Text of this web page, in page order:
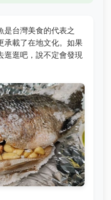
是台灣美食的代表之
承載了在地文化。如果
逛逛吧，說不定會發現